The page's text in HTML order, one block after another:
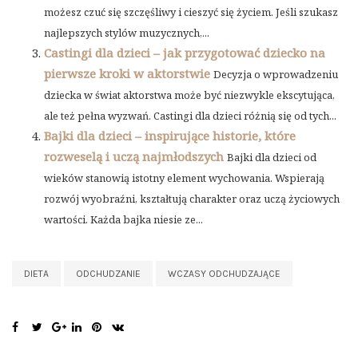
możesz czuć się szczęśliwy i cieszyć się życiem. Jeśli szukasz
najlepszych stylów muzycznych,...
Castingi dla dzieci – jak przygotować dziecko na
pierwsze kroki w aktorstwie Decyzja o wprowadzeniu
dziecka w świat aktorstwa może być niezwykle ekscytująca,
ale też pełna wyzwań. Castingi dla dzieci różnią się od tych...
Bajki dla dzieci – inspirujące historie, które
rozweselą i uczą najmłodszych Bajki dla dzieci od
wieków stanowią istotny element wychowania. Wspierają
rozwój wyobraźni, kształtują charakter oraz uczą życiowych
wartości. Każda bajka niesie ze...
DIETA ODCHUDZANIE WCZASY ODCHUDZAJĄCE